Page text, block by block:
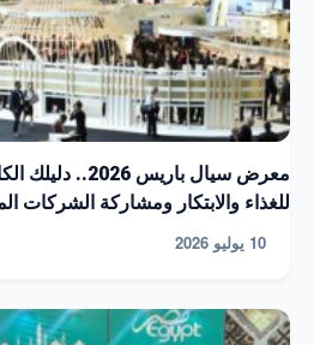
معرض سيال باريس
للغذاء والابتكار ومشاركة الشركات
10 يوليو 2026